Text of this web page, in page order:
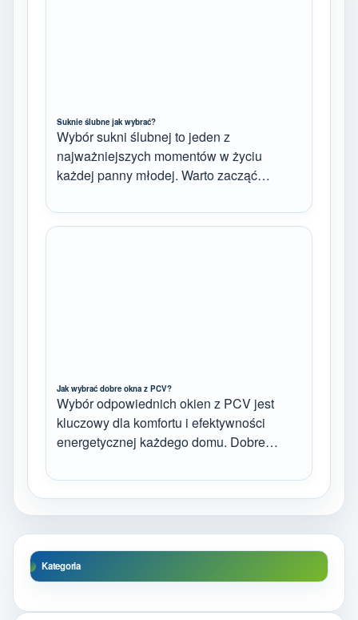
Suknie ślubne jak wybrać?
Wybór sukni ślubnej to jeden z
najważniejszych momentów w życiu
każdej panny młodej. Warto zacząć…
Jak wybrać dobre okna z PCV?
Wybór odpowiednich okien z PCV jest
kluczowy dla komfortu i efektywności
energetycznej każdego domu. Dobre…
Kategoria